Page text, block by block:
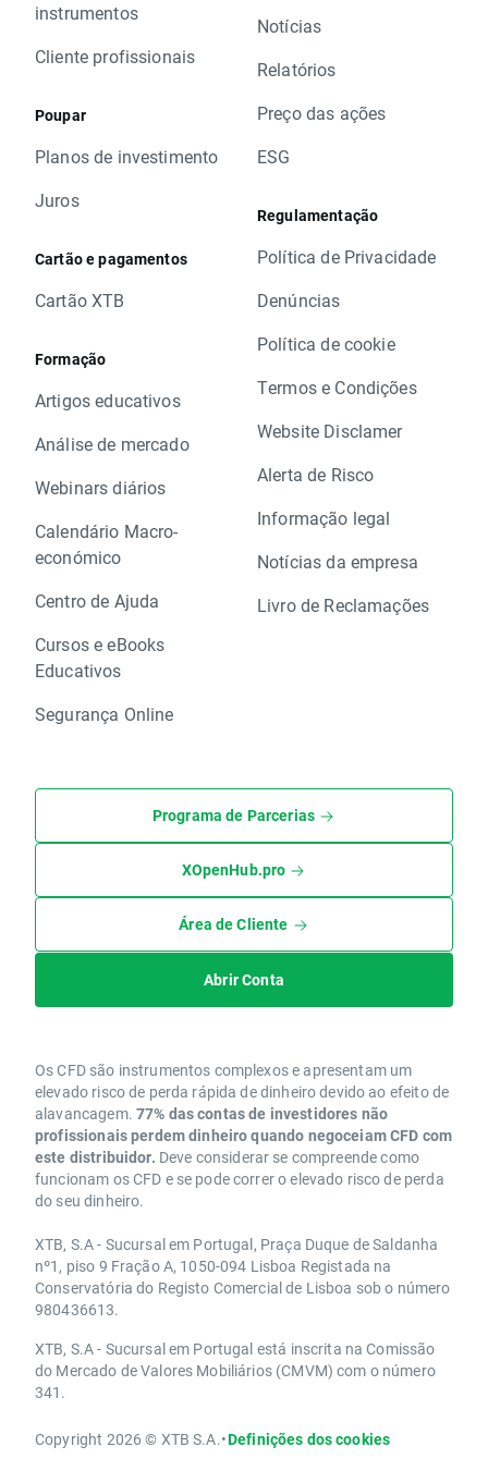
instrumentos
Cliente profissionais
Poupar
Planos de investimento
Juros
Cartão e pagamentos
Cartão XTB
Formação
Artigos educativos
Análise de mercado
Webinars diários
Calendário Macro-
económico
Centro de Ajuda
Cursos e eBooks
Educativos
Segurança Online
Notícias
Relatórios
Preço das ações
ESG
Regulamentação
Política de Privacidade
Denúncias
Política de cookie
Termos e Condições
Website Disclamer
Alerta de Risco
Informação legal
Notícias da empresa
Livro de Reclamações
Programa de Parcerias
XOpenHub.pro
Área de Cliente
Abrir Conta
Os CFD são instrumentos complexos e apresentam um
elevado risco de perda rápida de dinheiro devido ao efeito de
alavancagem. 77% das contas de investidores não
profissionais perdem dinheiro quando negoceiam CFD com
este distribuidor. Deve considerar se compreende como
funcionam os CFD e se pode correr o elevado risco de perda
do seu dinheiro.
XTB, S.A - Sucursal em Portugal, Praça Duque de Saldanha
nº1, piso 9 Fração A, 1050-094 Lisboa Registada na
Conservatória do Registo Comercial de Lisboa sob o número
980436613.
XTB, S.A - Sucursal em Portugal está inscrita na Comissão
do Mercado de Valores Mobiliários (CMVM) com o número
341.
Copyright 2026 © XTB S.A.•Definições dos cookies